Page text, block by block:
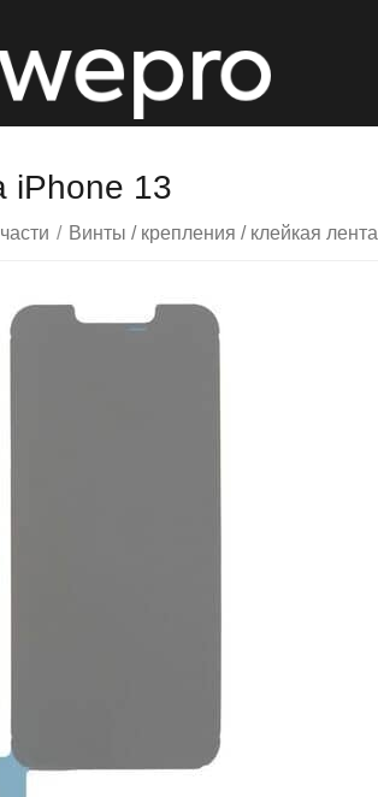
iPhone 13
/ Винты / крепления / клейкая лента